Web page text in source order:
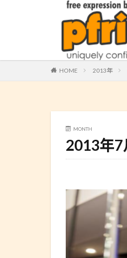
HOME 2013年
MONTH
2013年7